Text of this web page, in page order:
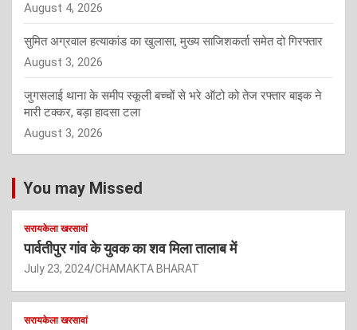
August 4, 2026
सुमित अग्रवाल हत्याकांड का खुलासा, मुख्य साजिशकर्ता समेत दो गिरफ्तार
August 3, 2026
जुगसलाई थाना के समीप स्कूली बच्चों से भरे ऑटो को तेज रफ्तार बाइक ने
मारी टक्कर, बड़ा हादसा टला
August 3, 2026
You may Missed
सरायकेला खरसावां
पार्वतीपुर गांव के युवक का शव मिला तालाब में
July 23, 2024 CHAMAKTA BHARAT
सरायकेला खरसावां